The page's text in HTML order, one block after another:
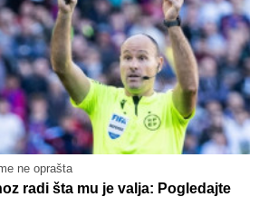
ne oprašta
radi šta mu je valja: Pogledajte